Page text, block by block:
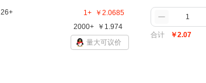
26+ 1+ ￥2.0685
2000+
￥ 1.974
量大可议价
合计 ￥2.07